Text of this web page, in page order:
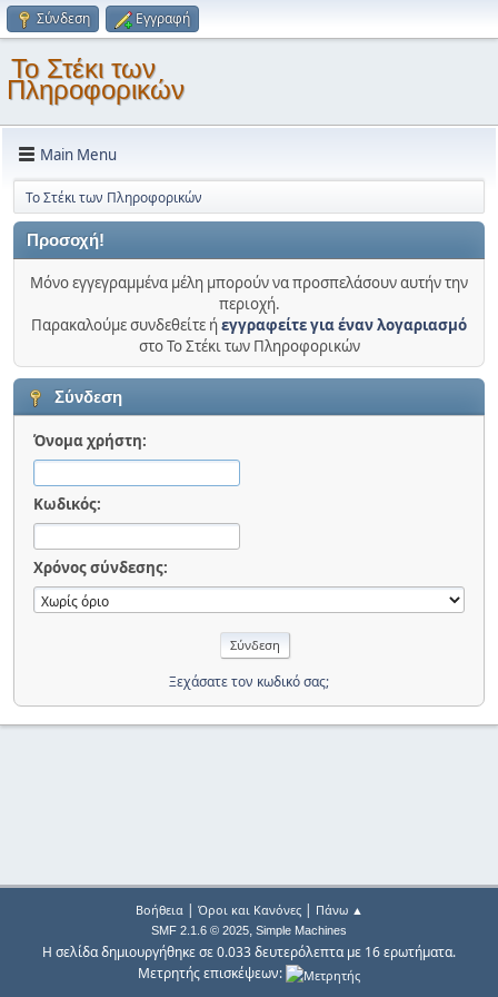
Σύνδεση Εγγραφή
Το Στέκι των
Πληροφορικών
Main Menu
Το Στέκι των Πληροφορικών
Προσοχή!
Μόνο εγγεγραμμένα μέλη μπορούν να προσπελάσουν αυτήν την
περιοχή.
Παρακαλούμε συνδεθείτε ήεγγραφείτε για έναν λογαριασμό
στο Το Στέκι των Πληροφορικών
Σύνδεση
Όνομα χρήστη:
Κωδικός:
Χρόνος σύνδεσης:
Ξεχάσατε τον κωδικό σας;
Βοήθεια| Όροι και Κανόνες| Πάνω ▲
SMF 2.1.6 © 2025, Simple Machines
Η σελίδα δημιουργήθηκε σε 0.033 δευτερόλεπτα με 16 ερωτήματα.
Μετρητής επισκέψεων: